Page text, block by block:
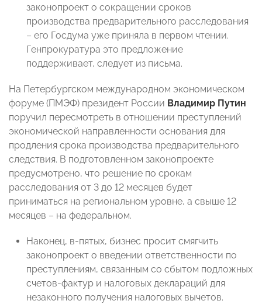
законопроект о сокращении сроков
производства предварительного расследования
– его Госдума уже приняла в первом чтении.
Генпрокуратура это предложение
поддерживает, следует из письма.
На Петербургском международном экономическом
форуме (ПМЭФ) президент России Владимир Путин
поручил пересмотреть в отношении преступлений
экономической направленности основания для
продления срока производства предварительного
следствия. В подготовленном законопроекте
предусмотрено, что решение по срокам
расследования от 3 до 12 месяцев будет
приниматься на региональном уровне, а свыше 12
месяцев – на федеральном.
Наконец, в-пятых, бизнес просит смягчить
законопроект о введении ответственности по
преступлениям, связанным со сбытом подложных
счетов-фактур и налоговых деклараций для
незаконного получения налоговых вычетов.